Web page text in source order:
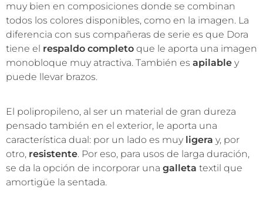
muy bien en composiciones donde se combinan
todos los colores disponibles, como en la imagen. La
diferencia con sus compañeras de serie es que Dora
tiene el respaldo completo que le aporta una imagen
monobloque muy atractiva. También es apilable y
puede llevar brazos.
El polipropileno, al ser un material de gran dureza
pensado también en el exterior, le aporta una
característica dual: por un lado es muy ligera y, por
otro, resistente. Por eso, para usos de larga duración,
se da la opción de incorporar una galleta textil que
amortigüe la sentada.